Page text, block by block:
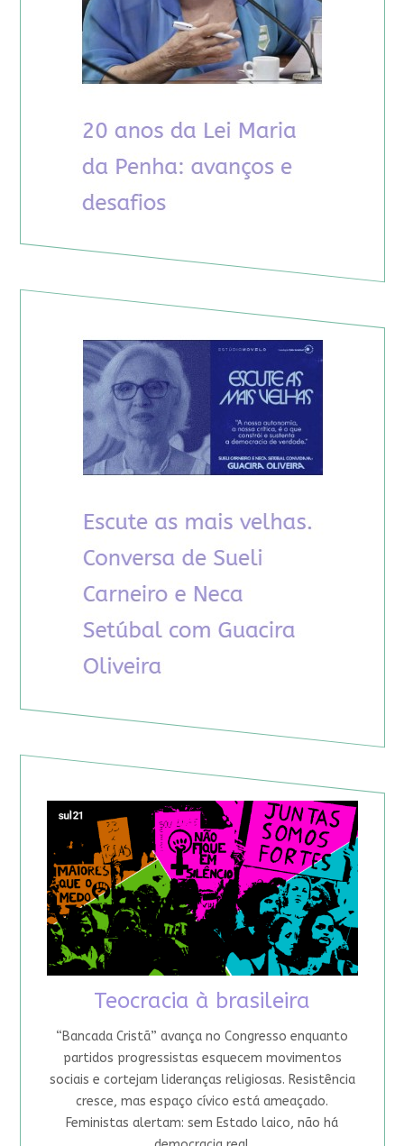
Teocracia à brasileira
“Bancada Cristã” avança no Congresso enquanto
partidos progressistas esquecem movimentos
sociais e cortejam lideranças religiosas. Resistência
cresce, mas espaço cívico está ameaçado.
Feministas alertam: sem Estado laico, não há